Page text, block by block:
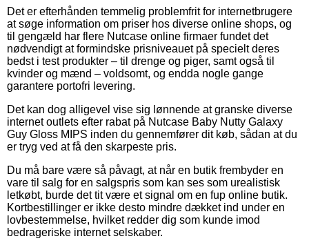
Det er efterhånden temmelig problemfrit for internetbrugere
at søge information om priser hos diverse online shops, og
til gengæld har flere Nutcase online firmaer fundet det
nødvendigt at formindske prisniveauet på specielt deres
bedst i test produkter – til drenge og piger, samt også til
kvinder og mænd – voldsomt, og endda nogle gange
garantere portofri levering.
Det kan dog alligevel vise sig lønnende at granske diverse
internet outlets efter rabat på Nutcase Baby Nutty Galaxy
Guy Gloss MIPS inden du gennemfører dit køb, sådan at du
er tryg ved at få den skarpeste pris.
Du må bare være så påvagt, at når en butik frembyder en
vare til salg for en salgspris som kan ses som urealistisk
letkøbt, burde det tit være et signal om en fup online butik.
Kortbestillinger er ikke desto mindre dækket ind under en
lovbestemmelse, hvilket redder dig som kunde imod
bedrageriske internet selskaber.